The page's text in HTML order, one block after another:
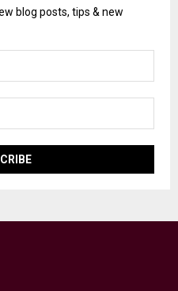
blog posts, tips & new